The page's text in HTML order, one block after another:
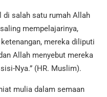
di salah satu rumah Allah
mempelajarinya,
mereka diliputi
Allah menyebut mereka
Nya.” (HR. Muslim).
mulia dalam semaan